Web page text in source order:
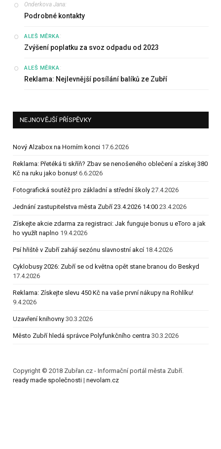
Onderkova Jana:
Podrobné kontakty
ALEŠ MĚRKA:
Zvýšení poplatku za svoz odpadu od 2023
ALEŠ MĚRKA:
Reklama: Nejlevnější posílání balíků ze Zubří
NEJNOVĚJŠÍ PŘÍSPĚVKY
Nový Alzabox na Horním konci 17.6.2026
Reklama: Přetéká ti skříň? Zbav se nenošeného oblečení a získej 380
Kč na ruku jako bonus! 6.6.2026
Fotografická soutěž pro základní a střední školy 27.4.2026
Jednání zastupitelstva města Zubří 23.4.2026 14:00 23.4.2026
Získejte akcie zdarma za registraci: Jak funguje bonus u eToro a jak
ho využít naplno 19.4.2026
Psí hřiště v Zubří zahájí sezónu slavnostní akcí 18.4.2026
Cyklobusy 2026: Zubří se od května opět stane branou do Beskyd
17.4.2026
Reklama: Získejte slevu 450 Kč na vaše první nákupy na Rohlíku!
9.4.2026
Uzavření knihovny 30.3.2026
Město Zubří hledá správce Polyfunkčního centra 30.3.2026
Copyright © 2018 Zubřan.cz - Informační portál města Zubří.
ready made společnosti | nevolam.cz